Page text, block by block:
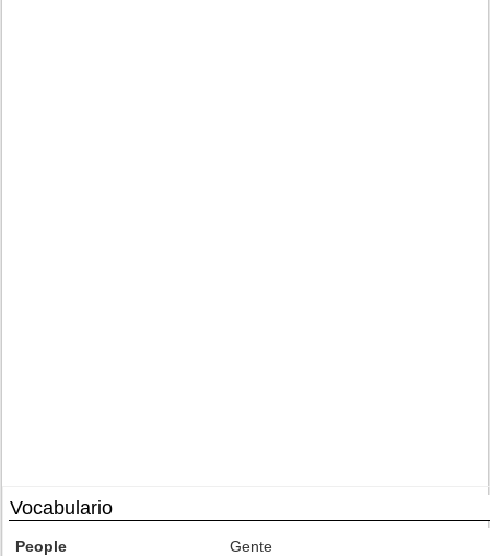
Vocabulario
People Gente